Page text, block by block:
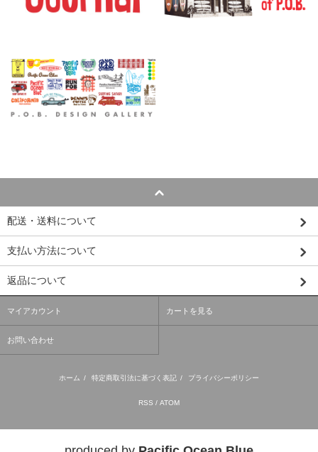
配送・送料について
支払い方法について
返品について
マイアカウント カートを見る
お問い合わせ
ホーム / 特定商取引法に基づく表記 / プライバシーポリシー
RSS / ATOM